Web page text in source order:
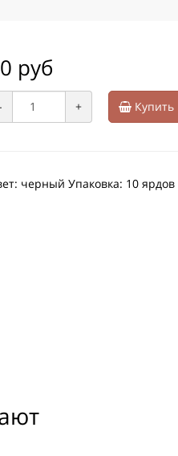
руб
+ Купить
черный Упаковка: 10